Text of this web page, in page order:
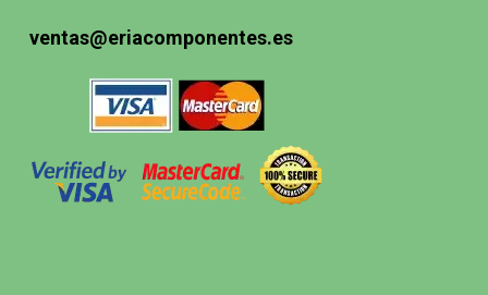
ventas@eriacomponentes.es